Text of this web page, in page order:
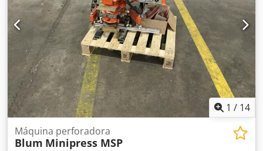
1 / 14
Máquina perforadora
Blum Minipress MSP